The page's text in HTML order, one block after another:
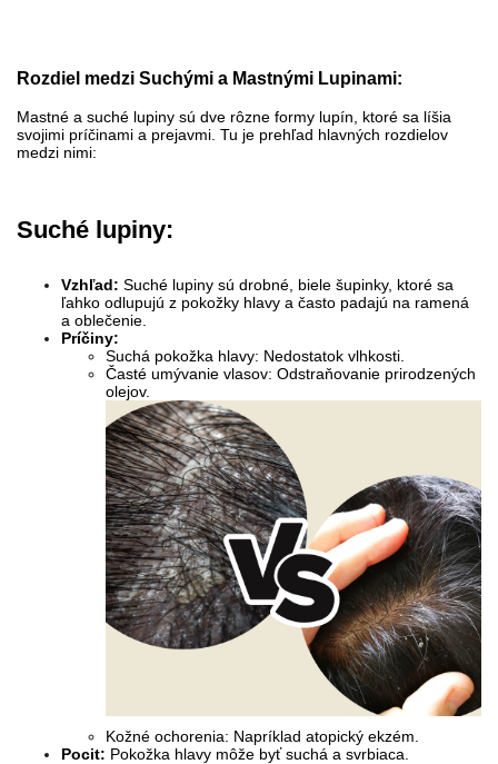
Rozdiel medzi Suchými a Mastnými Lupinami:
Mastné a suché lupiny sú dve rôzne formy lupín, ktoré sa líšia
svojimi príčinami a prejavmi. Tu je prehľad hlavných rozdielov
medzi nimi:
Suché lupiny:
Vzhľad: Suché lupiny sú drobné, biele šupinky, ktoré sa
ľahko odlupujú z pokožky hlavy a často padajú na ramená
a oblečenie.
Príčiny:
Suchá pokožka hlavy: Nedostatok vlhkosti.
Časté umývanie vlasov: Odstraňovanie prirodzených
olejov.
Kožné ochorenia: Napríklad atopický ekzém.
Pocit: Pokožka hlavy môže byť suchá a svrbiaca.